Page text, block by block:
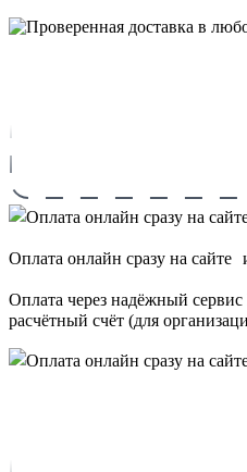
Оплата онлайн сразу на сайте
Оплата через надёжный
расчётный счёт (для